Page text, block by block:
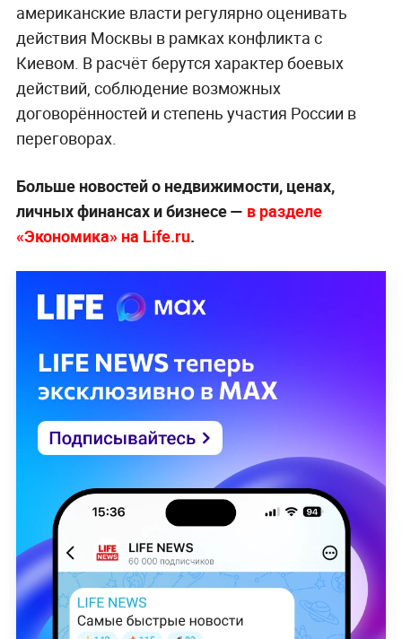
американские власти регулярно оценивать
действия Москвы в рамках конфликта с
Киевом. В расчёт берутся характер боевых
действий, соблюдение возможных
договорённостей и степень участия России в
переговорах.
Больше новостей о недвижимости, ценах,
личных финансах и бизнесе — в разделе
«Экономика» на Life.ru.